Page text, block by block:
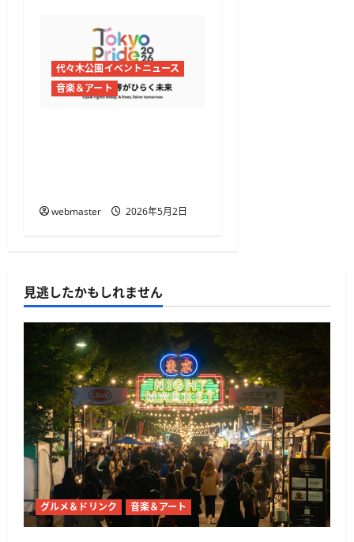
代々木公園イベントニュース
音楽＆アート
webmaster 2026年5月2日
見逃したかもしれません
グルメ＆ドリンク 音楽＆アート